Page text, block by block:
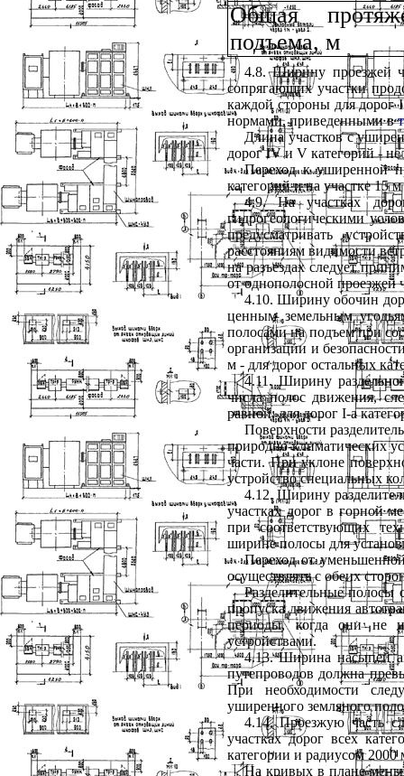
Общая
подъема, м
4.8. Ширину проезжей
сопрягающих участки
каждой стороны для дорог
нормами, приведенными в
Длина участков с
дорогIVи V категорий -
Переход к уширенной
категорий и на участке 15
4.9. На участках
гидрогеологическими
предусматривать
расстояниям видимости
на разъездах следует
от однополосной проезжей
4.10. Ширину обочин
ценным земельным
полосами на подъем при
организации и
м - для дорог остальных
4.11. Ширину
числа полос движения,
равной: для дорог I-а
Поверхности
природно-климатических
части. При уклоне
устройство специальных
4.12. Ширину
участках дорог в горной
при соответствующих
ширине полосы для
Переход от
осуществлять с обеих
Разделительные полосы
пропуска движения
периоды, когда они не
устройствами.
4.13. Ширина насыпей
путепроводов должна
При необходимости
уширенного земляного
4.14. Проезжую часть
участках дорог всех
категории и радиусом 2000
На кривых в плане